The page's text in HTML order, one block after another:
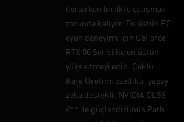
ilerlerken birlikte çalışmak
zorunda kalıyor. En üstün PC
oyun deneyimi için GeForce
RTX 50 Serisi ile en üstün
yükseltmeyi edin. Çoklu
Kare Üretimi özellikli, yapay
zeka destekli, NVIDIA DLSS
4** ile güçlendirilmiş Path